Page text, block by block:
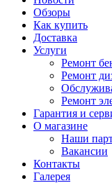
Обзоры
Как купить
Доставка
Услуги
Ремонт
Ремонт
Ремонт
Гарантия и
О магазине
Наши
Вакансии
Контакты
Галерея